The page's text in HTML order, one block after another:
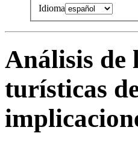
Idioma
Análisis de
turísticas